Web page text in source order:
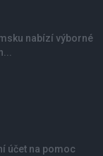
nabízí výborné
účet na pomoc